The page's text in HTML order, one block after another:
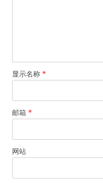
显示名称 *
邮箱 *
网站